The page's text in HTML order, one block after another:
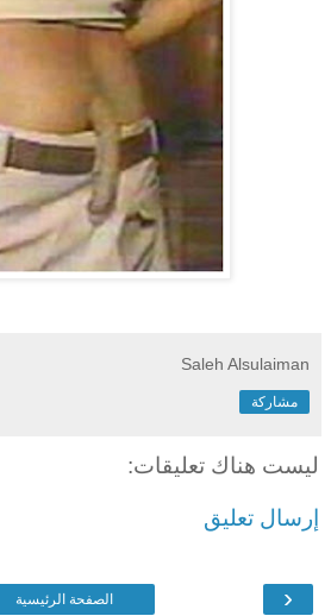
Saleh Alsulaiman
مشاركة
ليست هناك تعليقات:
إرسال تعليق
‹ الصفحة الرئيسية